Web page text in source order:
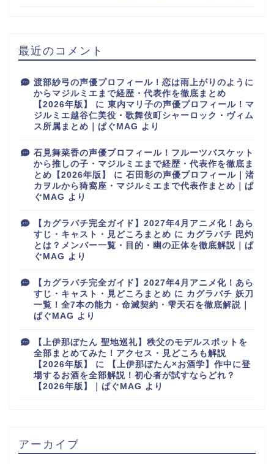
最近のコメント
渡部紗弓の声優プロフィール！恋は雨上がりのように
からマジルミエまで経歴・代表作を徹底まとめ
【2026年版】
に 東内マリ子の声優プロフィール！マ
ジルミエ越谷仁美役・歌舞伎町シャーロック・ヴィム
ス所属まとめ｜ぱぐMAG より
石見舞菜香の声優プロフィール！フルーツバスケット
から推しの子・マジルミエまで経歴・代表作を徹底ま
とめ【2026年版】
に 石田彰の声優プロフィール｜渚
カヲルから猗窩座・マジルミエまで代表作まとめ｜ぱ
ぐMAG より
【カグラバチ完全ガイド】2027年4月アニメ化！あら
すじ・キャスト・見どころまとめ に カグラバチ 毘灼
とは？メンバー一覧・目的・幽の正体を徹底解説｜ぱ
ぐMAG より
【カグラバチ完全ガイド】2027年4月アニメ化！あら
すじ・キャスト・見どころまとめ に カグラバチ 妖刀
一覧！全7本の能力・命滅契約・雫天石を徹底解説｜
ぱぐMAG より
【上伊那ぼたん 聖地巡礼】秩父のモデルスポットを
全部まとめてみた！アクセス・見どころも解説
【2026年版】
に
【上伊那ぼたん×お酒学】作中に登
場するお酒を全部解説！初心者が試すならどれ？
【2026年版】｜ぱぐMAG より
アーカイブ